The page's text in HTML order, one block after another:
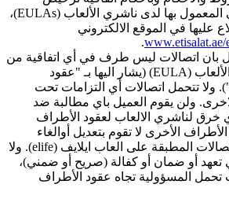
المستخدم النهائي المعمول بها لدى ناشري الألعاب (EULAs)،
عليها في الموقع الالكتروني
.
بان اتصالات ليس طرف في أي اتفاقية من
اتفاقيات ناشري الألعاب (EULA) (يشار اليها بـ "عقود
ولا تتحمل اتصالات أي التزامات تحت
ولن يقوم العميل باي مطالبة ضد
خرق لناشري الالعاب لعقود الأطراف
الأخرى لا تقوم بتعديل أوالغاء
شروط واحكام اتصالات المطبقة على العاب ايلايف (elife). ولا
تعهد أو ضمان أو كفالة (صريح أو ضمني)،
تحمل المسؤولية تجاه عقود الأطراف